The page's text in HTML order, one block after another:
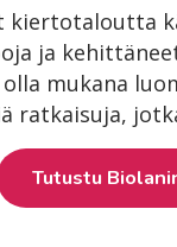
ja
mukana
Tutustu